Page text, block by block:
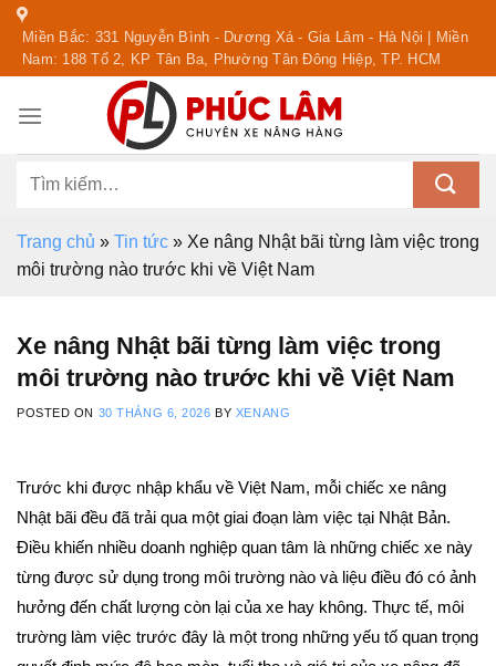
Skip
content
Miền Bắc: 331 Nguyễn Bình - Dương Xá - Gia Lâm - Hà Nội | Miền
Nam: 188 Tổ 2, KP Tân Ba, Phường Tân Đông Hiệp, TP. HCM
Tìm
Trang chủ » Tin tức » Xe nâng Nhật bãi từng làm việc trong
môi trường nào trước khi về Việt Nam
Xe nâng Nhật bãi từng làm việc trong
môi trường nào trước khi về Việt Nam
POSTED ON 30 THÁNG 6, 2026 BY XENANG
Trước khi được nhập khẩu về Việt Nam, mỗi chiếc xe nâng
Nhật bãi đều đã trải qua một giai đoạn làm việc tại Nhật Bản.
Điều khiến nhiều doanh nghiệp quan tâm là những chiếc xe này
từng được sử dụng trong môi trường nào và liệu điều đó có ảnh
hưởng đến chất lượng còn lại của xe hay không. Thực tế, môi
trường làm việc trước đây là một trong những yếu tố quan trọng